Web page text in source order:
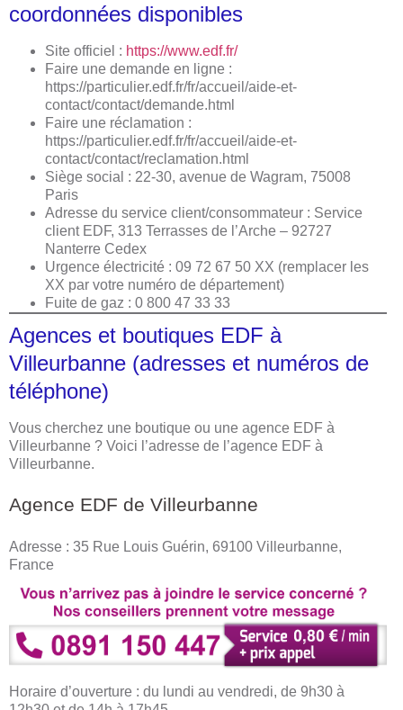
coordonnées disponibles
Site officiel : https://www.edf.fr/
Faire une demande en ligne :
https://particulier.edf.fr/fr/accueil/aide-et-
contact/contact/demande.html
Faire une réclamation :
https://particulier.edf.fr/fr/accueil/aide-et-
contact/contact/reclamation.html
Siège social : 22-30, avenue de Wagram, 75008
Paris
Adresse du service client/consommateur : Service
client EDF, 313 Terrasses de l’Arche – 92727
Nanterre Cedex
Urgence électricité : 09 72 67 50 XX (remplacer les
XX par votre numéro de département)
Fuite de gaz : 0 800 47 33 33
Agences et boutiques EDF à
Villeurbanne (adresses et numéros de
téléphone)
Vous cherchez une boutique ou une agence EDF à
Villeurbanne ? Voici l’adresse de l’agence EDF à
Villeurbanne.
Agence EDF de Villeurbanne
Adresse : 35 Rue Louis Guérin, 69100 Villeurbanne,
France
Horaire d’ouverture : du lundi au vendredi, de 9h30 à